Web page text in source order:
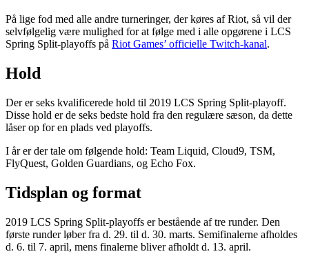
På lige fod med alle andre turneringer, der køres af Riot, så vil der
selvfølgelig være mulighed for at følge med i alle opgørene i LCS
Spring Split-playoffs på Riot Games’ officielle Twitch-kanal.
Hold
Der er seks kvalificerede hold til 2019 LCS Spring Split-playoff.
Disse hold er de seks bedste hold fra den regulære sæson, da dette
låser op for en plads ved playoffs.
I år er der tale om følgende hold: Team Liquid, Cloud9, TSM,
FlyQuest, Golden Guardians, og Echo Fox.
Tidsplan og format
2019 LCS Spring Split-playoffs er bestående af tre runder. Den
første runder løber fra d. 29. til d. 30. marts. Semifinalerne afholdes
d. 6. til 7. april, mens finalerne bliver afholdt d. 13. april.